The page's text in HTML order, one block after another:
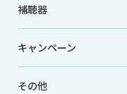
補聴器
キャンペーン
その他